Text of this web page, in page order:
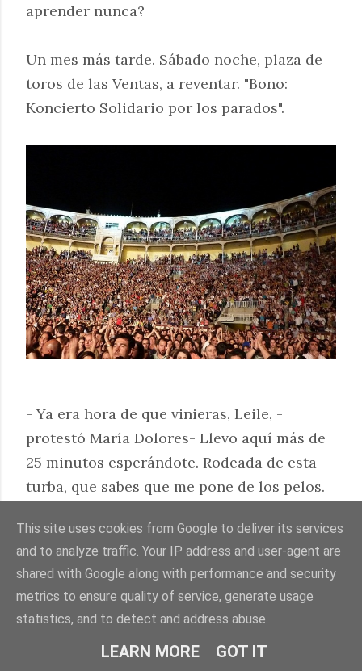
aprender nunca?
Un mes más tarde. Sábado noche, plaza de
toros de las Ventas, a reventar. "Bono:
Koncierto Solidario por los parados".
- Ya era hora de que vinieras, Leile, -
protestó María Dolores- Llevo aquí más de
25 minutos esperándote. Rodeada de esta
turba, que sabes que me pone de los pelos.
- Loli, no te mosquees. Es que esto está
petao, y estaba buscando a mis amigas, ya
las conoces, están por ahí. ¿Has visto qué
de gente? Hemos dejao atrás de largo a
tirón, cuando le comenté la idea no lo dudó.
This site uses cookies from Google to deliver its services
and to analyze traffic. Your IP address and user-agent are
shared with Google along with performance and security
metrics to ensure quality of service, generate usage
statistics, and to detect and address abuse.
LEARN MORE GOT IT